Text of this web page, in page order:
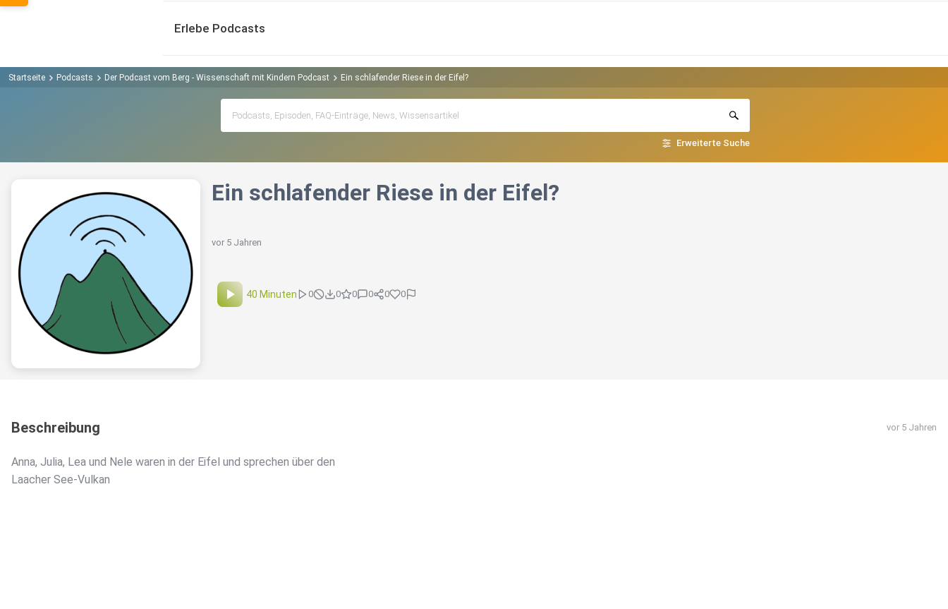
Erlebe Podcasts
Startseite Podcasts Der Podcast vom Berg - Wissenschaft mit Kindern Podcast Ein schlafender Riese in der Eifel?
Erweiterte Suche
Ein schlafender Riese in der Eifel?
vor 5 Jahren
40 Minuten 0 0 0 0 0 0
Beschreibung vor 5 Jahren
Anna, Julia, Lea und Nele waren in der Eifel und sprechen über den
Laacher See-Vulkan